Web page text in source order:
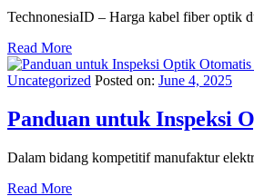
TechnonesiaID – Harga kabel fiber optik
Read More
Uncategorized Posted on: June 4, 2025
Panduan untuk Inspeksi
Dalam bidang kompetitif manufaktur
Read More